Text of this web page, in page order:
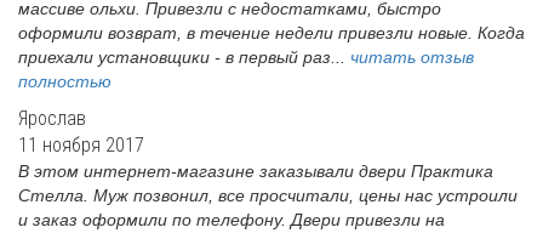
массиве ольхи. Привезли с недостатками, быстро
оформили возврат, в течение недели привезли новые. Когда
приехали установщики - в первый раз... читать отзыв
полностью
Ярослав
11 ноября 2017
В этом интернет-магазине заказывали двери Практика
Стелла. Муж позвонил, все просчитали, цены нас устроили
и заказ оформили по телефону. Двери привезли на